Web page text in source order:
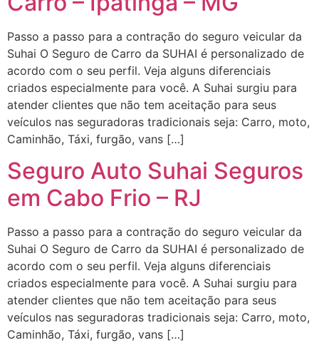
Passo a passo para a contração do seguro veicular da
Suhai O Seguro de Carro da SUHAI é personalizado de
acordo com o seu perfil. Veja alguns diferenciais
criados especialmente para você. A Suhai surgiu para
atender clientes que não tem aceitação para seus
veículos nas seguradoras tradicionais seja: Carro, moto,
Caminhão, Táxi, furgão, vans […]
Seguro Auto Suhai Seguros
em Cabo Frio – RJ
Passo a passo para a contração do seguro veicular da
Suhai O Seguro de Carro da SUHAI é personalizado de
acordo com o seu perfil. Veja alguns diferenciais
criados especialmente para você. A Suhai surgiu para
atender clientes que não tem aceitação para seus
veículos nas seguradoras tradicionais seja: Carro, moto,
Caminhão, Táxi, furgão, vans […]